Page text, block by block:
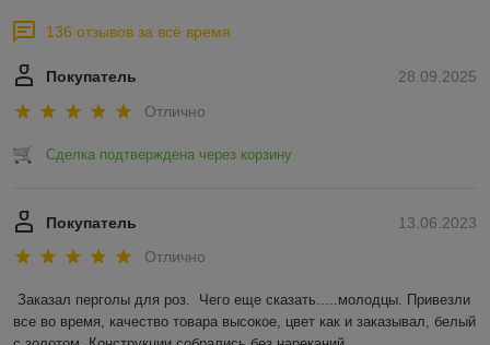
136 отзывов за всё время
28.09.2025
Покупатель
Отлично
Сделка подтверждена через корзину
13.06.2023
Покупатель
Отлично
Заказал перголы для роз.  Чего еще сказать.....молодцы. Привезли
все во время, качество товара высокое, цвет как и заказывал, белый